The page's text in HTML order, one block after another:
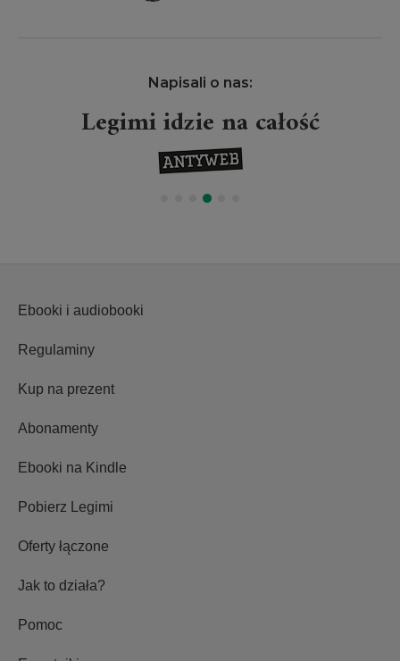
Napisali o nas:
Legimi idzie na całość
Ebooki i audiobooki
Regulaminy
Kup na prezent
Abonamenty
Ebooki na Kindle
Pobierz Legimi
Oferty łączone
Jak to działa?
Pomoc